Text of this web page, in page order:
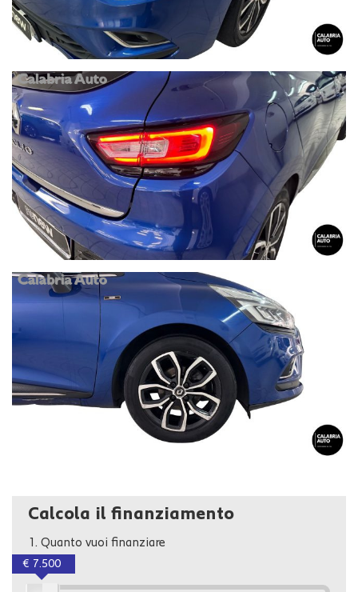
Calcola il finanziamento
1. Quanto vuoi finanziare
€ 7.500